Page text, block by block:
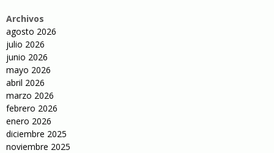
Archivos
agosto 2026
julio 2026
junio 2026
mayo 2026
abril 2026
marzo 2026
febrero 2026
enero 2026
diciembre 2025
noviembre 2025